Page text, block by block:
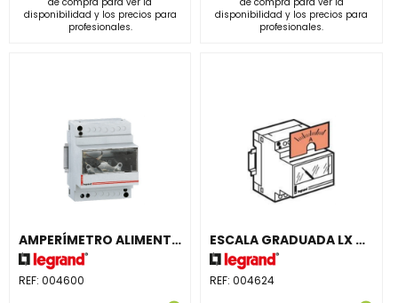
disponibilidad y los precios para
profesionales.
disponibilidad y los precios para
profesionales.
AMPERÍMETRO ALIMENTACIÓN PARA TRANSFORMADOR CORRIENTE
REF: 004600
ESCALA GRADUADA LX 0-1500A
REF:004624